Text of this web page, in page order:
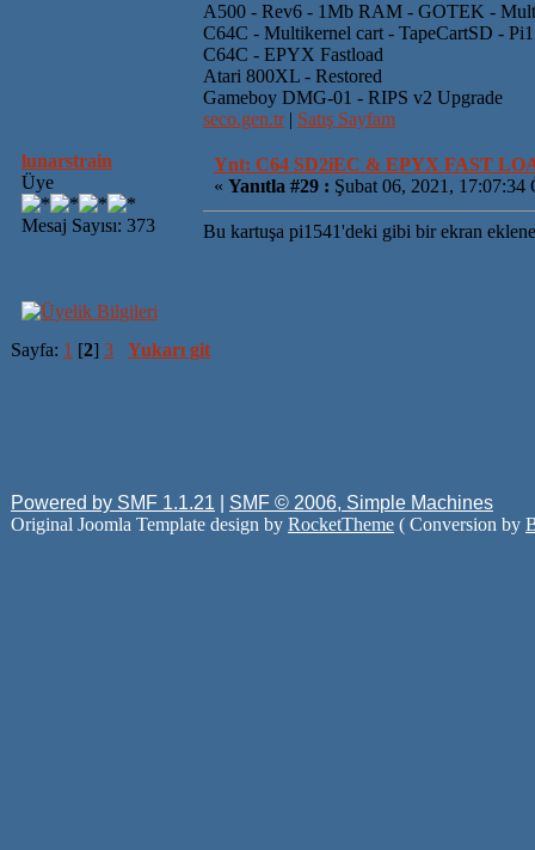
A500 - Rev6 - 1Mb RAM - GOTEK -
C64C - Multikernel cart - TapeCartSD -
C64C - EPYX Fastload
Atari 800XL - Restored
Gameboy DMG-01 - RIPS v2 Upgrade
seco.gen.tr| Satış Sayfam
lunarstrain
Üye
Mesaj Sayısı: 373
Ynt: C64 SD2iEC & EPYX FAST
« Yanıtla #29 : Şubat 06, 2021, 17:07:34
Bu kartuşa pi1541'deki gibi bir ekran
Sayfa: 1 [2] 3 Yukarı git
Powered by SMF 1.1.21
SMF © 2006, Simple Machines
Original Joomla Template design by RocketTheme ( Conversion by